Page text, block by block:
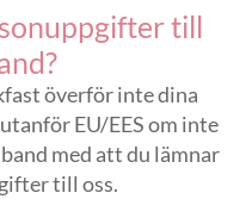
till
överför inte dina
EU/EES om inte
med att du lämnar
till oss.